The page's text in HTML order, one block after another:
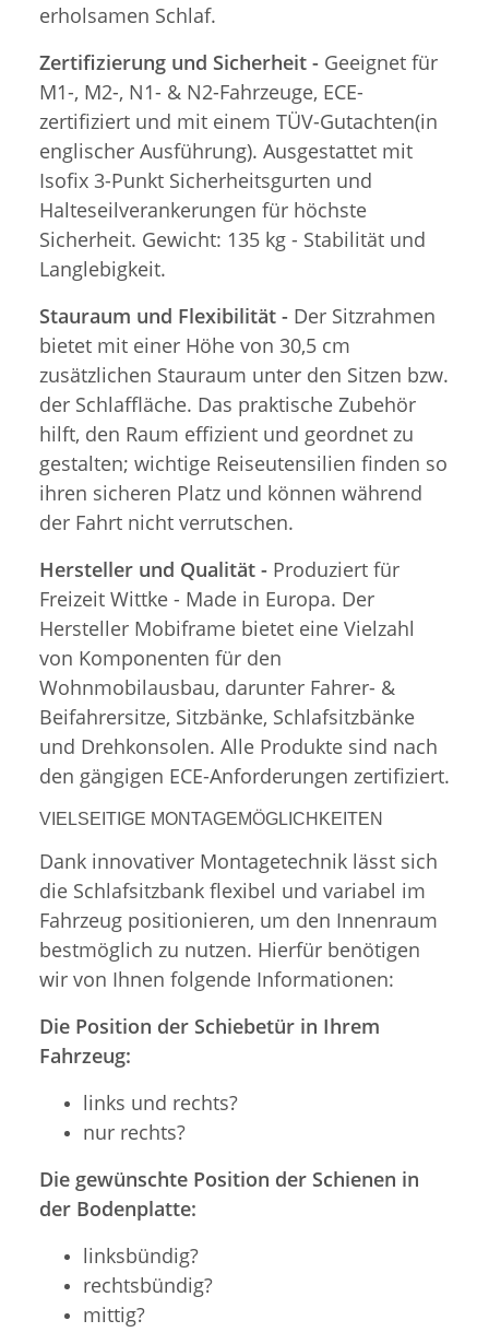
erholsamen Schlaf.
Zertifizierung und Sicherheit - Geeignet für
M1-, M2-, N1- & N2-Fahrzeuge, ECE-
zertifiziert und mit einem TÜV-Gutachten(in
englischer Ausführung). Ausgestattet mit
Isofix 3-Punkt Sicherheitsgurten und
Halteseilverankerungen für höchste
Sicherheit. Gewicht: 135 kg - Stabilität und
Langlebigkeit.
Stauraum und Flexibilität - Der Sitzrahmen
bietet mit einer Höhe von 30,5 cm
zusätzlichen Stauraum unter den Sitzen bzw.
der Schlaffläche. Das praktische Zubehör
hilft, den Raum effizient und geordnet zu
gestalten; wichtige Reiseutensilien finden so
ihren sicheren Platz und können während
der Fahrt nicht verrutschen.
Hersteller und Qualität - Produziert für
Freizeit Wittke - Made in Europa. Der
Hersteller Mobiframe bietet eine Vielzahl
von Komponenten für den
Wohnmobilausbau, darunter Fahrer- &
Beifahrersitze, Sitzbänke, Schlafsitzbänke
und Drehkonsolen. Alle Produkte sind nach
den gängigen ECE-Anforderungen zertifiziert.
VIELSEITIGE MONTAGEMÖGLICHKEITEN
Dank innovativer Montagetechnik lässt sich
die Schlafsitzbank flexibel und variabel im
Fahrzeug positionieren, um den Innenraum
bestmöglich zu nutzen. Hierfür benötigen
wir von Ihnen folgende Informationen:
Die Position der Schiebetür in Ihrem
Fahrzeug:
links und rechts?
nur rechts?
Die gewünschte Position der Schienen in
der Bodenplatte:
linksbündig?
rechtsbündig?
mittig?